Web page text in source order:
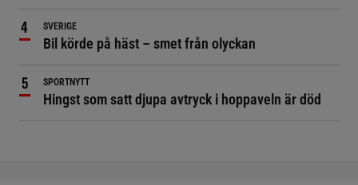
SVERIGE
Bil körde på häst – smet från olyckan
SPORTNYTT
Hingst som satt djupa avtryck i hoppaveln är död